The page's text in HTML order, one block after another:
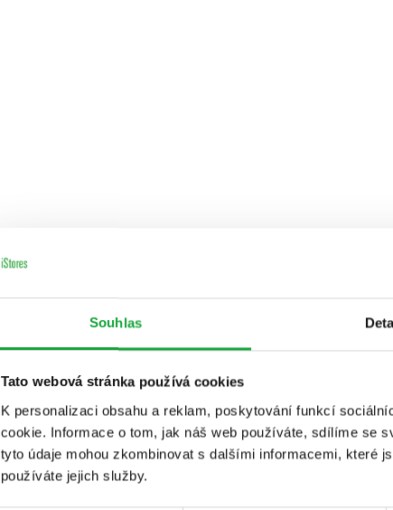
Souhlas
Tato webová stránka používá cookies
K personalizaci obsahu a reklam, poskytování funkcí
cookie. Informace o tom, jak náš web používáte, sdílíme se
tyto údaje mohou zkombinovat s dalšími informacemi, které
používáte jejich služby.